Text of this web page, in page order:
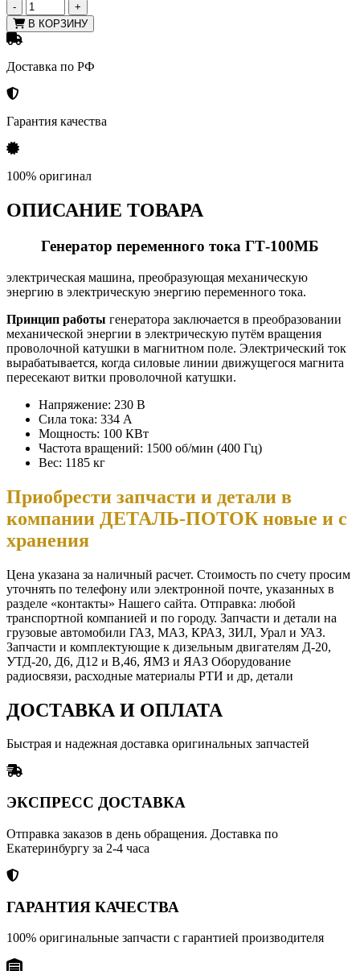
-
+
В КОРЗИНУ
Доставка по РФ
Гарантия качества
100% оригинал
ОПИСАНИЕ ТОВАРА
Генератор переменного тока ГТ-100МБ
электрическая машина, преобразующая механическую
энергию в электрическую энергию переменного тока.
Принцип работы генератора заключается в преобразовании
механической энергии в электрическую путём вращения
проволочной катушки в магнитном поле. Электрический ток
вырабатывается, когда силовые линии движущегося магнита
пересекают витки проволочной катушки.
Напряжение: 230 В
Сила тока: 334 А
Мощность: 100 КВт
Частота вращений: 1500 об/мин (400 Гц)
Вес: 1185 кг
Приобрести запчасти и детали в
компании ДЕТАЛЬ-ПОТОК новые и с
хранения
Цена указана за наличный расчет. Стоимость по счету просим
уточнять по телефону или электронной почте, указанных в
разделе «контакты» Нашего сайта. Отправка: любой
транспортной компанией и по городу. Запчасти и детали на
грузовые автомобили ГАЗ, МАЗ, КРАЗ, ЗИЛ, Урал и УАЗ.
Запчасти и комплектующие к дизельным двигателям Д-20,
УТД-20, Д6, Д12 и В,46, ЯМЗ и ЯАЗ Оборудование
радиосвязи, расходные материалы РТИ и др, детали
ДОСТАВКА И ОПЛАТА
Быстрая и надежная доставка оригинальных запчастей
ЭКСПРЕСС ДОСТАВКА
Отправка заказов в день обращения. Доставка по
Екатеринбургу за 2-4 часа
ГАРАНТИЯ КАЧЕСТВА
100% оригинальные запчасти с гарантией производителя